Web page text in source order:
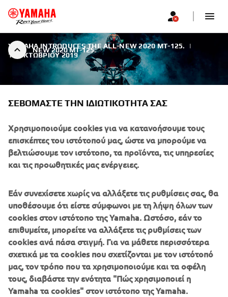
NEW 2020 MT-125.
YAMAHA INTRODUCES THE ALL-NEW 2020 MT-125.
|
15 ΟΚΤΩΒΡΊΟΥ 2019
NEW 2020 MT-125.
Equipped with a new high-tech engine that offers even
more thrilling performance, and featuring a new radical
125cc class.
With an advanced premium specification that can hold its
own against larger capacity models, the MT-125 gives
young riders an exciting way to enter the Hyper Naked
scene and become one of the Dark Riders.
ΣΕΒΌΜΑΣΤΕ ΤΗΝ ΙΔΙΩΤΙΚΌΤΗΤΆ ΣΑΣ
Χρησιμοποιούμε cookies για να κατανοήσουμε τους
επισκέπτες του ιστότοπού μας, ώστε να μπορούμε να
βελτιώσουμε τον ιστότοπο, τα προϊόντα, τις υπηρεσίες
και τις προωθητικές μας ενέργειες.
Εάν συνεχίσετε χωρίς να αλλάξετε τις ρυθμίσεις σας, θα
υποθέσουμε ότι είστε σύμφωνοι με τη λήψη όλων των
cookies στον ιστότοπο της Yamaha. Ωστόσο, εάν το
επιθυμείτε, μπορείτε να αλλάξετε τις ρυθμίσεις των
cookies ανά πάσα στιγμή. Για να μάθετε περισσότερα
σχετικά με τα cookies που σχετίζονται με τον ιστότοπό
μας, τον τρόπο που τα χρησιμοποιούμε και τα οφέλη
τους, διαβάστε την ενότητα "Πώς χρησιμοποιεί η
Yamaha τα cookies" στον ιστότοπο της Yamaha.